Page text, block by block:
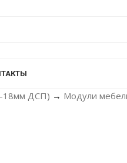
18мм ДСП) → Модули